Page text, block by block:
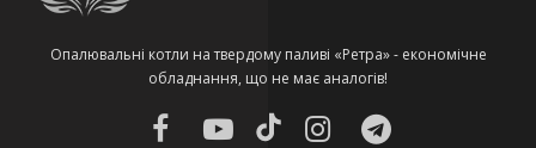
Опалювальні котли на твердому паливі «Ретра» - економічне
обладнання, що не має аналогів!